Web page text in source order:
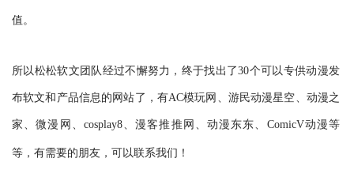
值。
所以松松软文团队经过不懈努力，终于找出了30个可以专供动漫发
布软文和产品信息的网站了，有AC模玩网、游民动漫星空、动漫之
家、微漫网、cosplay8、漫客推推网、 动漫东东、ComicV动漫等
等，有需要的朋友，可以联系我们！